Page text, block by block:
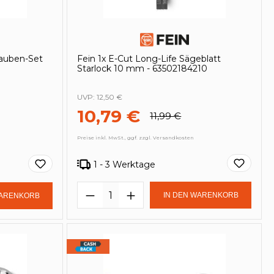
oder benutze die Schaltflächen
Set
den gewünschten Wert ein
Fein 1x E-Cut Long-Life Sägeblatt
Starlock 10 mm - 63502184210
10,79 € 11,99 €
UVP:12,50 €
Preise inkl. MwSt., ggf. zzgl. Versandkosten
1 - 3 Werktage
Produkt Anzahl: Gib den
IN DEN WARENKORB